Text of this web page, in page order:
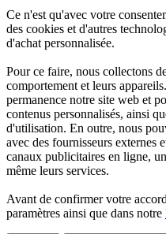
Ce n'est qu'avec votre
des cookies et d'autres
d'achat personnalisée.
Pour ce faire, nous collectons
comportement et leurs
permanence notre site web et
contenus personnalisés, ainsi
d'utilisation. En outre, nous
avec des fournisseurs externes
canaux publicitaires en ligne,
même leurs services.
Avant de confirmer votre
paramètres ainsi que dans notre